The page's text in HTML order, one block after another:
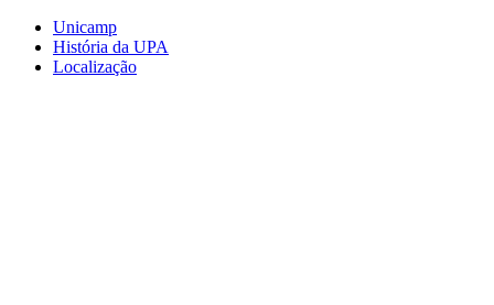
Conteúdo principal
Unicamp
História da UPA
Localização